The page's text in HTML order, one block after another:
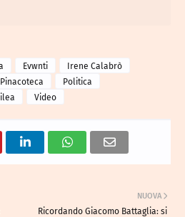
Evwnti
Irene Calabrò
Pinacoteca
Politica
Video
NUOVA
Ricordando Giacomo Battaglia: si